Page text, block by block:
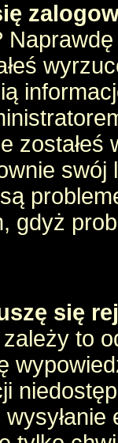
swój
są
gdyż
się
to